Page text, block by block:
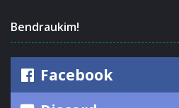
Bendraukim!
Facebook